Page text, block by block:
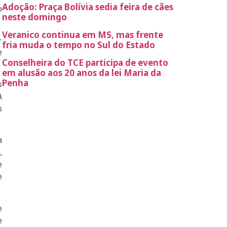
Adoção: Praça Bolívia sedia feira de cães
neste domingo
Veranico continua em MS, mas frente
fria muda o tempo no Sul do Estado
Conselheira do TCE participa de evento
em alusão aos 20 anos da lei Maria da
Penha